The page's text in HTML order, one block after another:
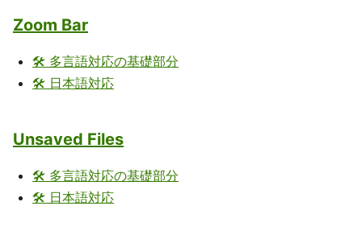
Zoom Bar
🛠 多言語対応の基礎部分
🛠 日本語対応
Unsaved Files
🛠 多言語対応の基礎部分
🛠 日本語対応